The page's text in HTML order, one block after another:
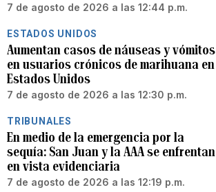
7 de agosto de 2026 a las 12:44 p.m.
ESTADOS UNIDOS
Aumentan casos de náuseas y vómitos
en usuarios crónicos de marihuana en
Estados Unidos
7 de agosto de 2026 a las 12:30 p.m.
TRIBUNALES
En medio de la emergencia por la
sequía: San Juan y la AAA se enfrentan
en vista evidenciaria
7 de agosto de 2026 a las 12:19 p.m.